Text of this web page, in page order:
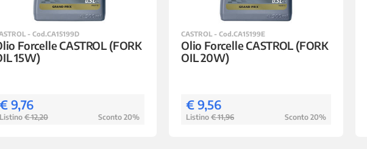
- Cod.CA15199D
Forcelle CASTROL (FORK
15W)
9,76
€ 12,20 Sconto 20%
CASTROL - Cod.CA15199E
Olio Forcelle CASTROL (FORK
OIL 20W)
€ 9,56
Listino € 11,96 Sconto 20%